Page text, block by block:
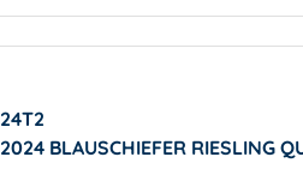
24T2
2024 BLAUSCHIEFER RIESLING